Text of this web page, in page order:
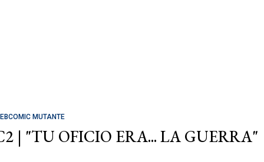
MUTANTE
| "TU OFICIO ERA... LA GUERRA"